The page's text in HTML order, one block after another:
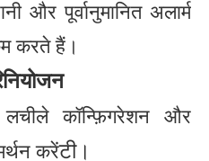
और पूर्वानुमानित अलार्म
करते हैं।
लचीले कॉन्फ़िगरेशन और
करेंटी।